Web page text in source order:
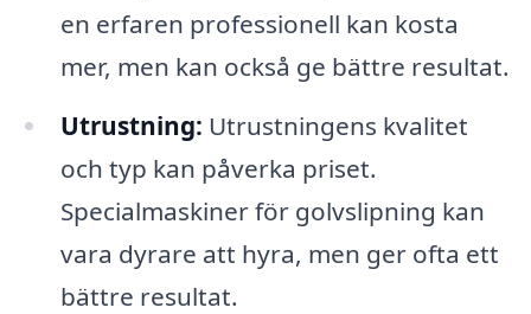
en erfaren professionell kan kosta
mer, men kan också ge bättre resultat.
Utrustning: Utrustningens kvalitet
och typ kan påverka priset.
Specialmaskiner för golvslipning kan
vara dyrare att hyra, men ger ofta ett
bättre resultat.